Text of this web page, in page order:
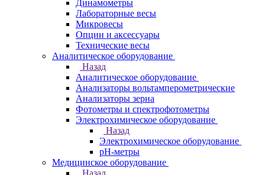
Динамометры
Лабораторные весы
Микровесы
Опции и аксессуары
Технические весы
Аналитическое оборудование
Назад
Аналитическое оборудование
Анализаторы вольтамперометрические
Анализаторы зерна
Фотометры и спектрофотометры
Электрохимическое оборудование
Назад
Электрохимическое оборудование
pH-метры
Медицинское оборудование
Назад